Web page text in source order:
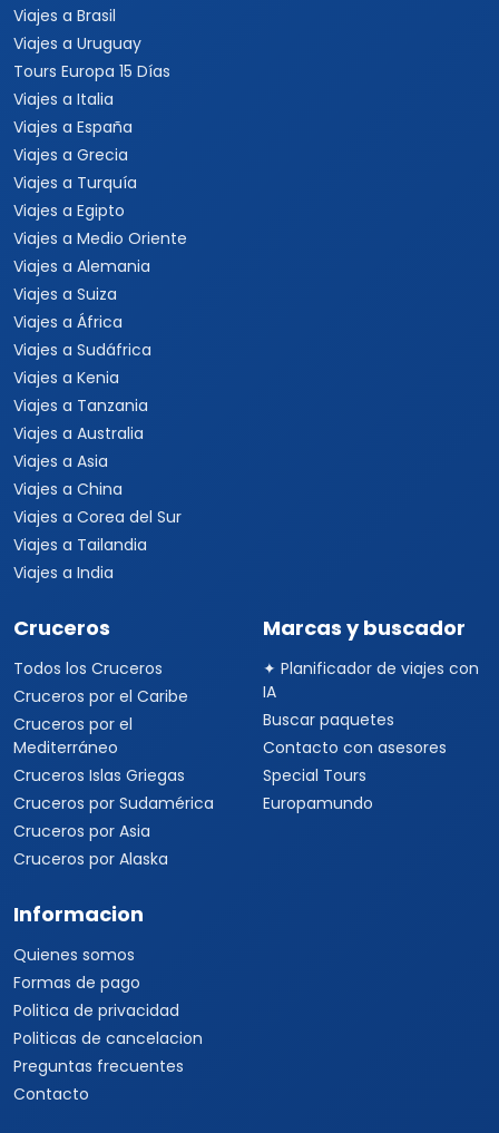
Viajes a Brasil
Viajes a Uruguay
Tours Europa 15 Días
Viajes a Italia
Viajes a España
Viajes a Grecia
Viajes a Turquía
Viajes a Egipto
Viajes a Medio Oriente
Viajes a Alemania
Viajes a Suiza
Viajes a África
Viajes a Sudáfrica
Viajes a Kenia
Viajes a Tanzania
Viajes a Australia
Viajes a Asia
Viajes a China
Viajes a Corea del Sur
Viajes a Tailandia
Viajes a India
Cruceros
Todos los Cruceros
Cruceros por el Caribe
Cruceros por el
Mediterráneo
Cruceros Islas Griegas
Cruceros por Sudamérica
Cruceros por Asia
Cruceros por Alaska
Marcas y buscador
✦ Planificador de viajes con
IA
Buscar paquetes
Contacto con asesores
Special Tours
Europamundo
Informacion
Quienes somos
Formas de pago
Politica de privacidad
Politicas de cancelacion
Preguntas frecuentes
Contacto